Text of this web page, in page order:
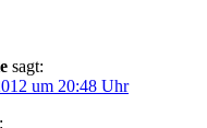
sagt:
um 20:48 Uhr